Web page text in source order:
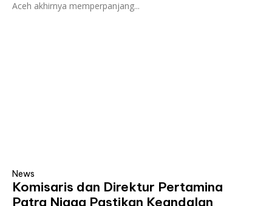
Aceh akhirnya memperpanjang...
News
Komisaris dan Direktur Pertamina
Patra Niaga Pastikan Keandalan